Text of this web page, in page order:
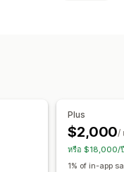
Plus
$2,000/
หรือ $18,000/
1% of in-app